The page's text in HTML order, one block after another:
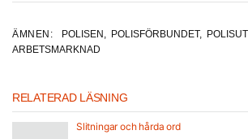
ÄMNEN: POLISEN , POLISFÖRBUNDET,
ARBETSMARKNAD
RELATERAD LÄSNING
Slitningar och hårda ord